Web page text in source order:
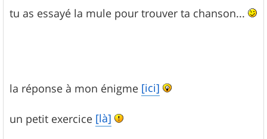
s
s
tu as essayé la mule pour trouver ta chanson...
la réponse à mon énigme [ici]
un petit exercice [là]